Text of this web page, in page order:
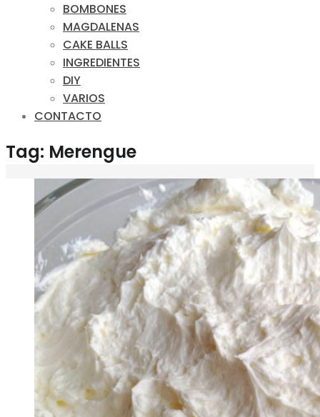
BOMBONES
MAGDALENAS
CAKE BALLS
INGREDIENTES
DIY
VARIOS
CONTACTO
Tag: Merengue